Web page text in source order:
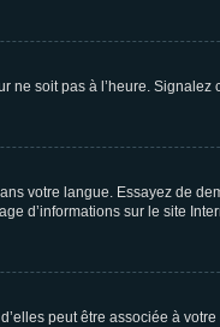
ne soit pas à l’heure.
votre langue. Essayez de
d’informations sur le site
peut être associée à